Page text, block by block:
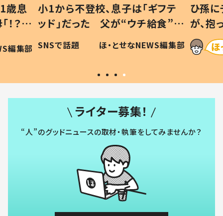
歳息
？」
編集部
小1から不登校、息子は「ギフテ
ッド」だった 父が“ウチ給食”を
作り続ける理由とは #令和の親
#令和の子
SNSで話題 ほ・とせなNEWS編集部
ひ孫
が、
「涙が
い」
ライター募集！
“人”のグッドニュースの取材・執筆をしてみませんか？